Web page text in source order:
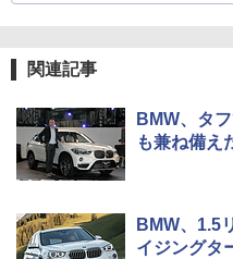
関連記事
BMW、タ
も兼ね備え
BMW、1.5
イジングタ